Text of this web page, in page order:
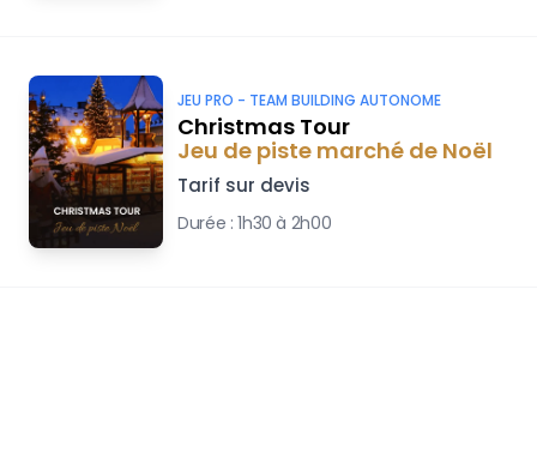
JEU PRO - TEAM BUILDING AUTONOME
Christmas Tour
Jeu de piste marché de Noël
Tarif sur devis
Durée :1h30 à 2h00